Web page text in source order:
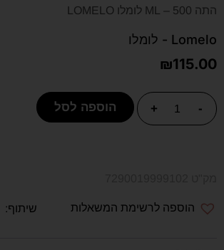
התה 500 – ML לומלו LOMELO
Lomelo - לומלו
₪115.00
-
+ הוספה לסל
הוספה לרשימת המשאלות